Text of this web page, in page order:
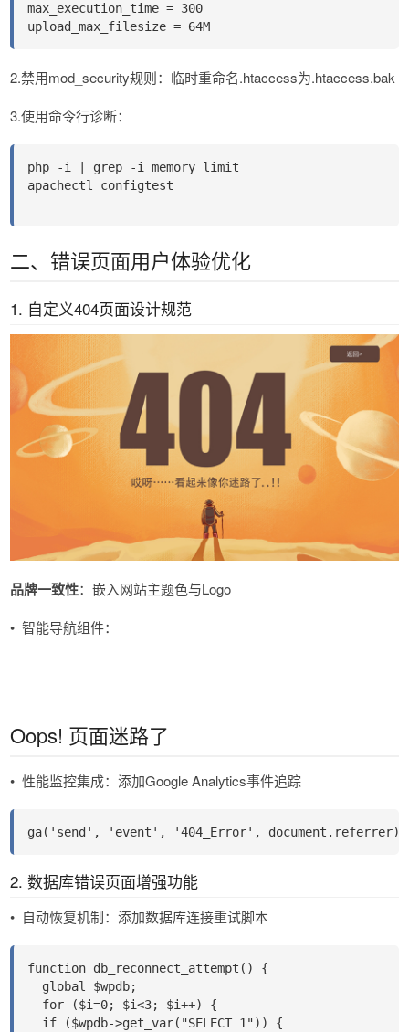
max_execution_time = 300
upload_max_filesize = 64M
2.禁用mod_security规则：临时重命名.htaccess为.htaccess.bak
3.使用命令行诊断：
php -i | grep -i memory_limit
apachectl configtest
二、错误页面用户体验优化
1. 自定义404页面设计规范
品牌一致性​​：嵌入网站主题色与Logo
• 智能导航组件​​：
Oops! 页面迷路了
• 性能监控集成​​：添加Google Analytics事件追踪
ga('send', 'event', '404_Error', document.referrer);
2. 数据库错误页面增强功能
• 自动恢复机制​​：添加数据库连接重试脚本
function db_reconnect_attempt() {
global $wpdb;
for ($i=0; $i<3; $i++) {
if ($wpdb->get_var("SELECT 1")) {